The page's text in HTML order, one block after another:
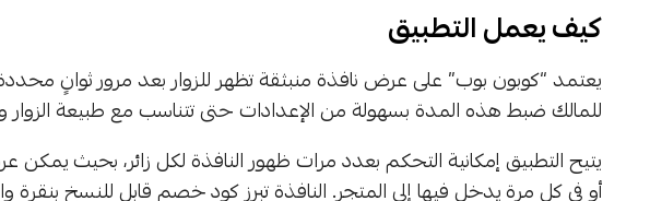
كيف يعمل التطبيق
يعتمد “كوبون بوب” على عرض نافذة منبثقة تظهر للزوار بعد مرور ثوانٍ
للمالك ضبط هذه المدة بسهولة من الإعدادات حتى تتناسب مع طبيعة
يتيح التطبيق إمكانية التحكم بعدد مرات ظهور النافذة لكل زائر، بحيث
أو في كل مرة يدخل فيها إلى المتجر. النافذة تبرز كود خصم قابل للنسخ